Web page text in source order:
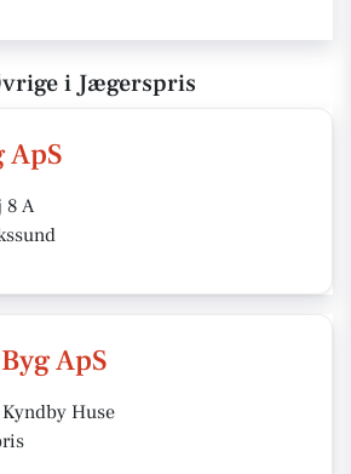
i Jægerspris
8 A
ApS
Huse